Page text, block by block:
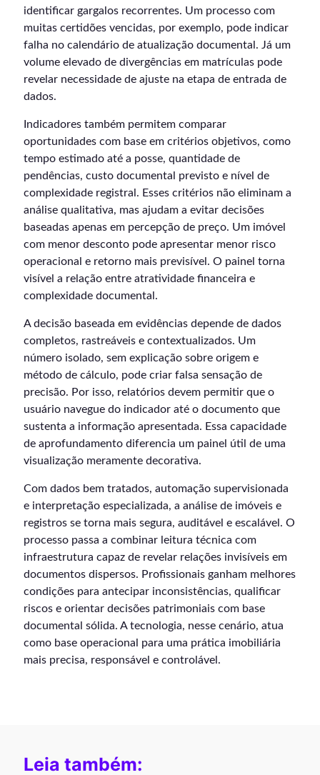
identificar gargalos recorrentes. Um processo com
muitas certidões vencidas, por exemplo, pode indicar
falha no calendário de atualização documental. Já um
volume elevado de divergências em matrículas pode
revelar necessidade de ajuste na etapa de entrada de
dados.
Indicadores também permitem comparar
oportunidades com base em critérios objetivos, como
tempo estimado até a posse, quantidade de
pendências, custo documental previsto e nível de
complexidade registral. Esses critérios não eliminam a
análise qualitativa, mas ajudam a evitar decisões
baseadas apenas em percepção de preço. Um imóvel
com menor desconto pode apresentar menor risco
operacional e retorno mais previsível. O painel torna
visível a relação entre atratividade financeira e
complexidade documental.
A decisão baseada em evidências depende de dados
completos, rastreáveis e contextualizados. Um
número isolado, sem explicação sobre origem e
método de cálculo, pode criar falsa sensação de
precisão. Por isso, relatórios devem permitir que o
usuário navegue do indicador até o documento que
sustenta a informação apresentada. Essa capacidade
de aprofundamento diferencia um painel útil de uma
visualização meramente decorativa.
Com dados bem tratados, automação supervisionada
e interpretação especializada, a análise de imóveis e
registros se torna mais segura, auditável e escalável. O
processo passa a combinar leitura técnica com
infraestrutura capaz de revelar relações invisíveis em
documentos dispersos. Profissionais ganham melhores
condições para antecipar inconsistências, qualificar
riscos e orientar decisões patrimoniais com base
documental sólida. A tecnologia, nesse cenário, atua
como base operacional para uma prática imobiliária
mais precisa, responsável e controlável.
Leia também: